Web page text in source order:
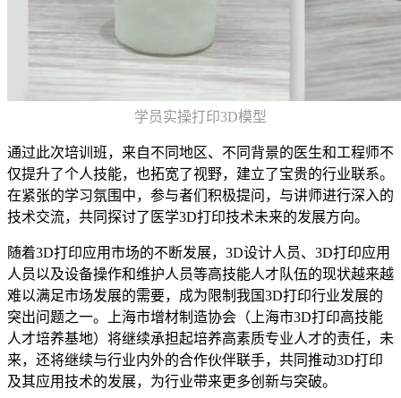
学员实操打印3D模型
通过此次培训班，来自不同地区、不同背景的医生和工程师不
仅提升了个人技能，也拓宽了视野，建立了宝贵的行业联系。
在紧张的学习氛围中，参与者们积极提问，与讲师进行深入的
技术交流，共同探讨了医学3D打印技术未来的发展方向。
随着3D打印应用市场的不断发展，3D设计人员、3D打印应用
人员以及设备操作和维护人员等高技能人才队伍的现状越来越
难以满足市场发展的需要，成为限制我国3D打印行业发展的
突出问题之一。上海市增材制造协会（上海市3D打印高技能
人才培养基地）将继续承担起培养高素质专业人才的责任，未
来，还将继续与行业内外的合作伙伴联手，共同推动3D打印
及其应用技术的发展，为行业带来更多创新与突破。